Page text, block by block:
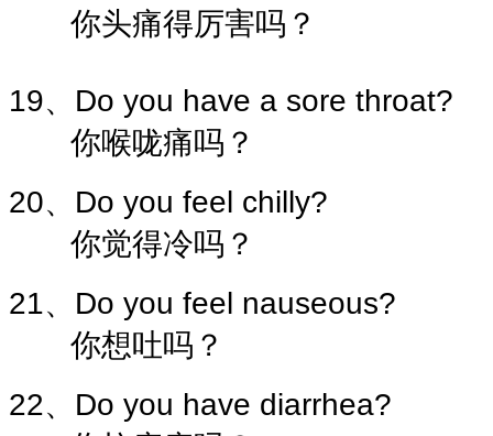
你头痛得厉害吗？
19、Do you have a sore throat?
你喉咙痛吗？
20、Do you feel chilly?
你觉得冷吗？
21、Do you feel nauseous?
你想吐吗？
22、Do you have diarrhea?